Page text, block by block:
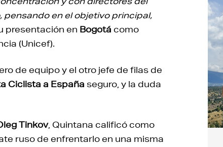
en el objetivo principal,
presentación en Bogotá como
(Unicef).
de equipo y el otro jefe de filas de
Ciclista a España seguro, y la duda
Tinkov, Quintana calificó como
ruso de enfrentarlo en una misma